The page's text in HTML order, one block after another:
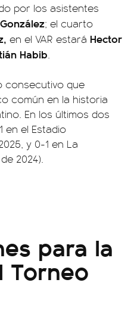
por los asistentes
; el cuarto
en el VAR estará Hector
Habib.
consecutivo que
común en la historia
En los últimos dos
en el Estadio
y 0-1 en La
2024).
para la
Torneo